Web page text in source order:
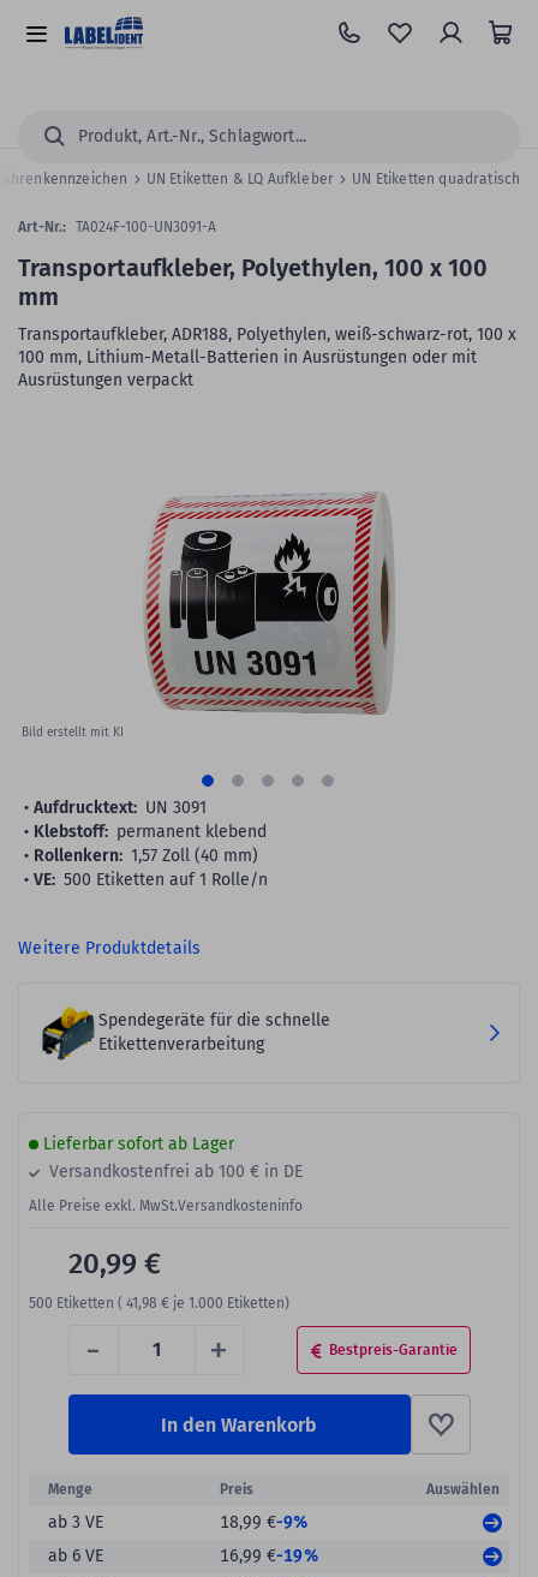
Hauptinhalt
springen
Alle
Suchen...
UN Etiketten & LQ Aufkleber UN Etiketten quadratisch
Bild erstellt mit KI
Transportaufkleber, Polyethylen, 100 x 100
mm
Transportaufkleber, ADR188, Polyethylen, weiß-schwarz-rot, 100 x
100 mm, Lithium-Metall-Batterien in Ausrüstungen oder mit
Ausrüstungen verpackt
Art-Nr.: TA024F-100-UN3091-A
Aufdrucktext: UN 3091
Klebstoff: permanent klebend
Rollenkern: 1,57 Zoll (40 mm)
VE: 500 Etiketten auf 1 Rolle/n
Weitere Produktdetails
Spendegeräte für die schnelle
Etikettenverarbeitung
Lieferbar sofort ab Lager
Versandkostenfrei ab 100 € in DE
Alle Preise exkl. MwSt.Versandkosteninfo
- + Bestpreis-Garantie
20,99 €
500 Etiketten ( 41,98 € je 1.000 Etiketten)
In den Warenkorb
Menge Preis Auswählen
ab 3 VE 18,99 €-9%
ab 6 VE
16,99 €-19%